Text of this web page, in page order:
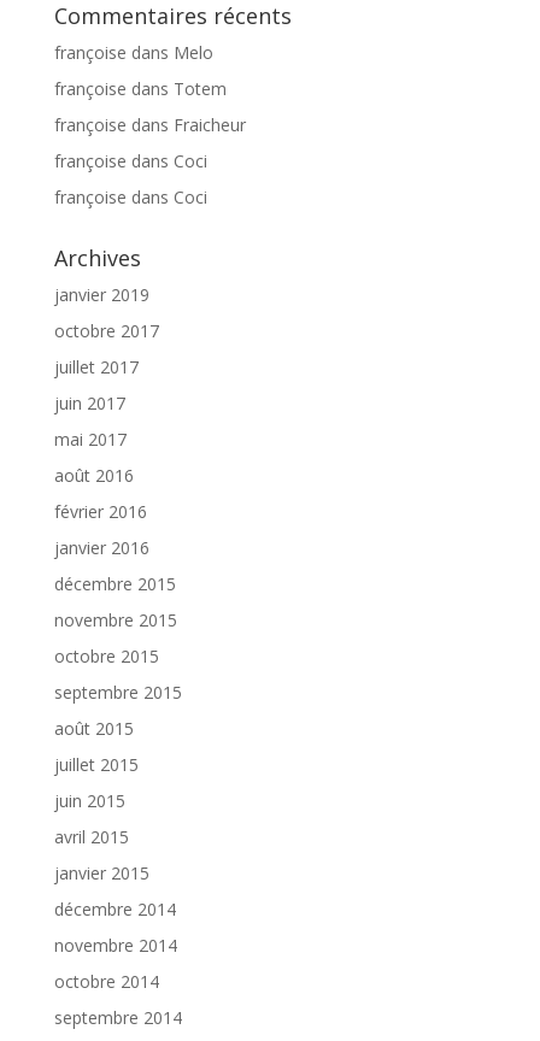
Commentaires récents
françoise dans Melo
françoise dans Totem
françoise dans Fraicheur
françoise dans Coci
françoise dans Coci
Archives
janvier 2019
octobre 2017
juillet 2017
juin 2017
mai 2017
août 2016
février 2016
janvier 2016
décembre 2015
novembre 2015
octobre 2015
septembre 2015
août 2015
juillet 2015
juin 2015
avril 2015
janvier 2015
décembre 2014
novembre 2014
octobre 2014
septembre 2014